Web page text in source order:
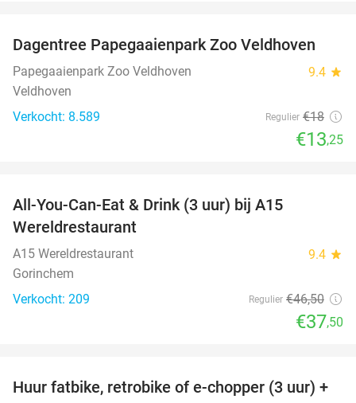
26%
Dagentree Papegaaienpark Zoo Veldhoven
Papegaaienpark Zoo Veldhoven 9.4 star
Veldhoven
Verkocht: 8.589
Regulier €18
€13,25
All-You-Can-Eat & Drink (3 uur) bij A15
Wereldrestaurant
A15 Wereldrestaurant 9.4 star
Gorinchem
Verkocht: 209
Regulier €46,50
€37,50
35%
Huur fatbike, retrobike of e-chopper (3 uur) +